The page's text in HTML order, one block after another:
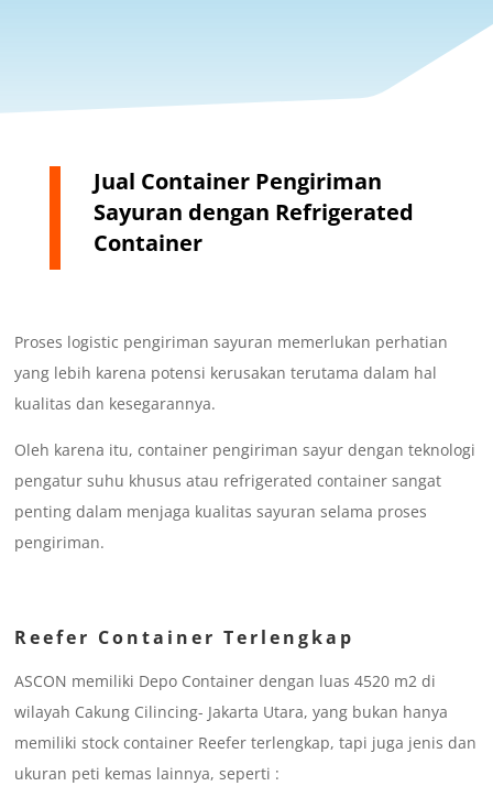
Jual Container Pengiriman
Sayuran dengan Refrigerated
Container
Proses logistic pengiriman sayuran memerlukan perhatian
yang lebih karena potensi kerusakan terutama dalam hal
kualitas dan kesegarannya.
Oleh karena itu, container pengiriman sayur dengan teknologi
pengatur suhu khusus atau refrigerated container sangat
penting dalam menjaga kualitas sayuran selama proses
pengiriman.
Reefer Container Terlengkap
ASCON memiliki Depo Container dengan luas 4520 m2 di
wilayah Cakung Cilincing- Jakarta Utara, yang bukan hanya
memiliki stock container Reefer terlengkap, tapi juga jenis dan
ukuran peti kemas lainnya, seperti :